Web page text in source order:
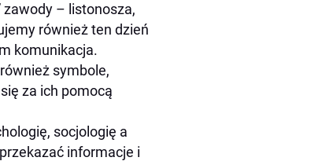
zawody – listonosza,
również ten dzień
komunikacja.
symbole,
za ich pomocą
socjologię a
informacje i